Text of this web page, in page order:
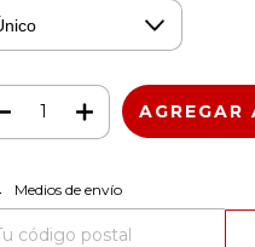
para el CP:
Medios de envío